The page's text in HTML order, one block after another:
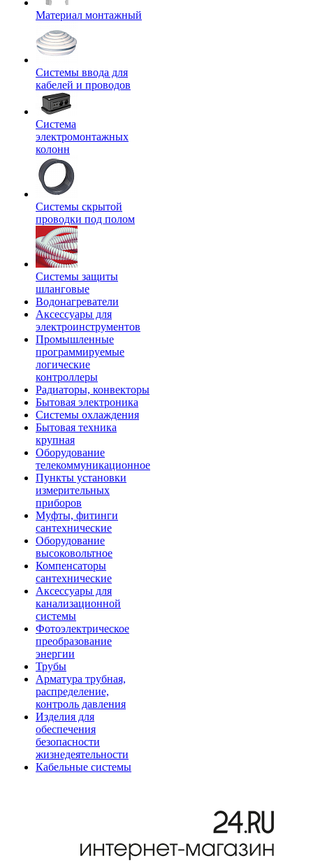
Материал монтажный
Системы ввода для
кабелей и проводов
Система
электромонтажных
колонн
Системы скрытой
проводки под полом
Системы защиты
шланговые
Водонагреватели
Аксессуары для
электроинструментов
Промышленные
программируемые
логические
контроллеры
Радиаторы, конвекторы
Бытовая электроника
Системы охлаждения
Бытовая техника
крупная
Оборудование
телекоммуникационное
Пункты установки
измерительных
приборов
Муфты, фитинги
сантехнические
Оборудование
высоковольтное
Компенсаторы
сантехнические
Аксессуары для
канализационной
системы
Фотоэлектрическое
преобразование
энергии
Трубы
Арматура трубная,
распределение,
контроль давления
Изделия для
обеспечения
безопасности
жизнедеятельности
Кабельные системы